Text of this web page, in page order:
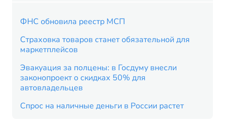
ФНС обновила реестр МСП
Страховка товаров станет обязательной для
маркетплейсов
Эвакуация за полцены: в Госдуму внесли
законопроект о скидках 50% для
автовладельцев
Спрос на наличные деньги в России растет